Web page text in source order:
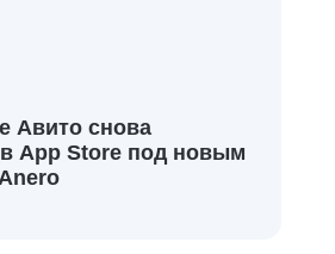
Авито снова
App Store под новым